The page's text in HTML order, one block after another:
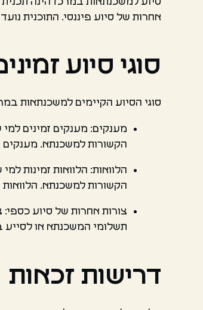
אחרות של סיוע פיננסי. התוכנית
סוגי סיוע
סוגי הסיוע הקיימים למשכנתאות
מענקים: מענקים זמינים
הקשורות למשכנתא. מענקים
הלוואות: הלוואות זמינות
הקשורות למשכנתא.
צורות אחרות של סיוע
תשלומי המשכנתא או לסייע
דרישות זכאות